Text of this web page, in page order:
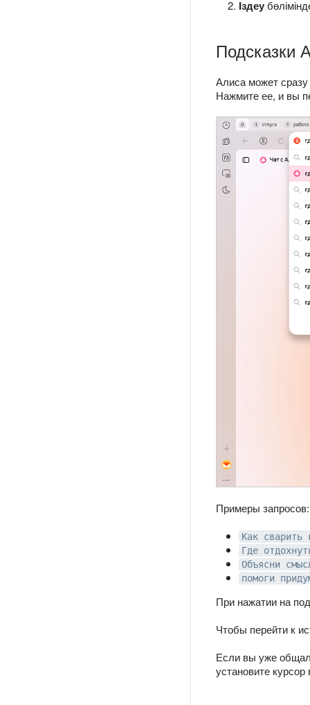
Іздеу
Подсказки
Алиса может
Нажмите ее, и вы
Примеры запросов:
Как сварить
Где
Объясни
помоги
При нажатии на
Чтобы перейти к
Если вы уже
установите